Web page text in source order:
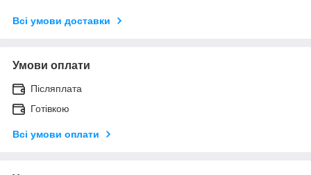
Всі умови доставки
Умови оплати
Післяплата
Готівкою
Всі умови оплати